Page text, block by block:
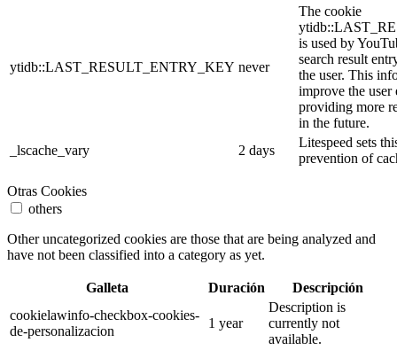
ytidb::LAST_RESULT_ENTRY_KEY never
The cookie
is used by
search result
the user. This
improve the user
providing more
in the future.
_lscache_vary
2 days
Litespeed sets
prevention of
Otras Cookies
others
Other uncategorized cookies are those that are being analyzed and
have not been classified into a category as yet.
Galleta Duración
Descripción
cookielawinfo-checkbox-cookies-
de-personalizacion
1 year
Description is
currently not
available.